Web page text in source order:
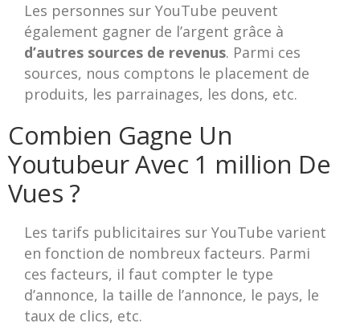
Les personnes sur YouTube peuvent
également gagner de l’argent grâce à
d’autres sources de revenus. Parmi ces
sources, nous comptons le placement de
produits, les parrainages, les dons, etc.
Combien Gagne Un
Youtubeur Avec 1 million De
Vues ?
Les tarifs publicitaires sur YouTube varient
en fonction de nombreux facteurs. Parmi
ces facteurs, il faut compter le type
d’annonce, la taille de l’annonce, le pays, le
taux de clics, etc.